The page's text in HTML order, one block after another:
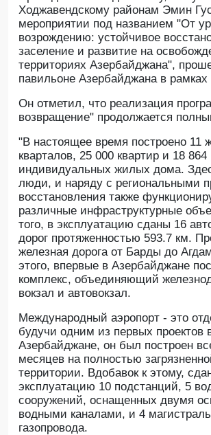
Ходжавендскому районам Эмин
мероприятии под названием "От
возрождению: устойчивое
заселение и развитие на
территориях Азербайджана",
павильоне Азербайджана в рамках
Он отметил, что реализация
возвращение" продолжается
"В настоящее время построено 11
кварталов, 25 000 квартир и 18 864
индивидуальных жилых дома.
люди, и наряду с региональными
восстановления также
различные инфраструктурные
того, в эксплуатацию сданы 16
дорог протяженностью 593.7 км.
железная дорога от Барды до
этого, впервые в Азербайджане
комплекс, объединяющий
вокзал и автовокзал.
Международный аэропорт - это
будучи одним из первых проектов
Азербайджане, он был построен
месяцев на полностью
территории. Вдобавок к этому,
эксплуатацию 10 подстанций, 5
сооружений, оснащенных двумя
водными каналами, и 4
газопровода.